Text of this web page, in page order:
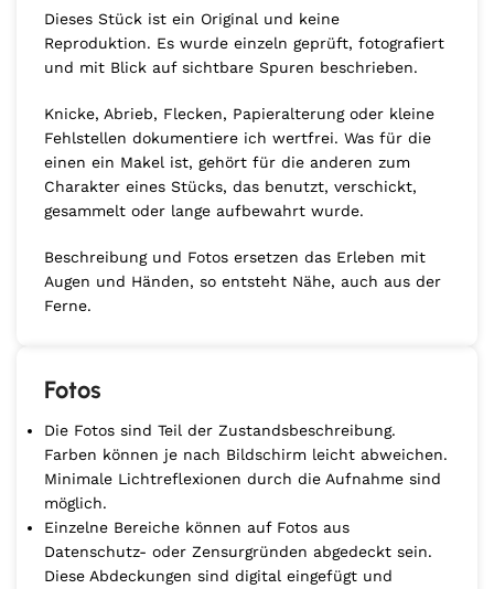
Dieses Stück ist ein Original und keine
Reproduktion. Es wurde einzeln geprüft, fotografiert
und mit Blick auf sichtbare Spuren beschrieben.
Knicke, Abrieb, Flecken, Papieralterung oder kleine
Fehlstellen dokumentiere ich wertfrei. Was für die
einen ein Makel ist, gehört für die anderen zum
Charakter eines Stücks, das benutzt, verschickt,
gesammelt oder lange aufbewahrt wurde.
Beschreibung und Fotos ersetzen das Erleben mit
Augen und Händen, so entsteht Nähe, auch aus der
Ferne.
Fotos
Die Fotos sind Teil der Zustandsbeschreibung.
Farben können je nach Bildschirm leicht abweichen.
Minimale Lichtreflexionen durch die Aufnahme sind
möglich.
Einzelne Bereiche können auf Fotos aus
Datenschutz- oder Zensurgründen abgedeckt sein.
Diese Abdeckungen sind digital eingefügt und